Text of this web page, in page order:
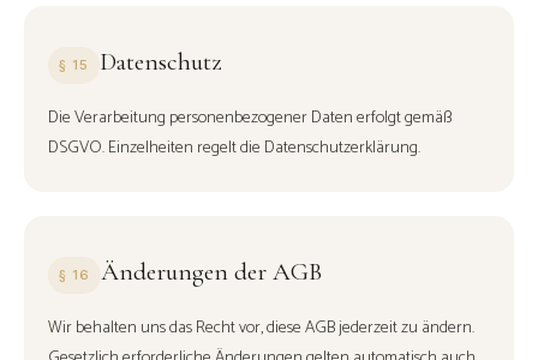
§ 15 Datenschutz
Die Verarbeitung personenbezogener Daten erfolgt gemäß
DSGVO. Einzelheiten regelt die Datenschutzerklärung.
§ 16 Änderungen der AGB
Wir behalten uns das Recht vor, diese AGB jederzeit zu ändern.